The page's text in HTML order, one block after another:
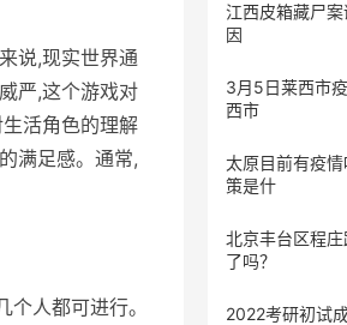
说,现实世界通
严,这个游戏对
活角色的理解
满足感。通常,
人都可进行。
江西皮箱藏尸
因
3月5日莱西市疫情
西市
太原目前有疫
策是什
北京丰台区程
了吗？
2022考研初试成绩